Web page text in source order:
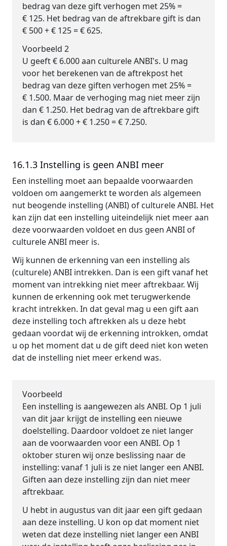
bedrag van deze gift verhogen met 25% =
€ 125. Het bedrag van de aftrekbare gift is dan
€ 500 + € 125 = € 625.
Voorbeeld 2
U geeft € 6.000 aan culturele ANBI's. U mag
voor het berekenen van de aftrekpost het
bedrag van deze giften verhogen met 25% =
€ 1.500. Maar de verhoging mag niet meer zijn
dan € 1.250. Het bedrag van de aftrekbare gift
is dan € 6.000 + € 1.250 = € 7.250.
16.1.3 Instelling is geen ANBI meer
Een instelling moet aan bepaalde voorwaarden
voldoen om aangemerkt te worden als algemeen
nut beogende instelling (ANBI) of culturele ANBI. Het
kan zijn dat een instelling uiteindelijk niet meer aan
deze voorwaarden voldoet en dus geen ANBI of
culturele ANBI meer is.
Wij kunnen de erkenning van een instelling als
(culturele) ANBI intrekken. Dan is een gift vanaf het
moment van intrekking niet meer aftrekbaar. Wij
kunnen de erkenning ook met terugwerkende
kracht intrekken. In dat geval mag u een gift aan
deze instelling toch aftrekken als u deze hebt
gedaan voordat wij de erkenning introkken, omdat
u op het moment dat u de gift deed niet kon weten
dat de instelling niet meer erkend was.
Voorbeeld
Een instelling is aangewezen als ANBI. Op 1 juli
van dit jaar krijgt de instelling een nieuwe
doelstelling. Daardoor voldoet ze niet langer
aan de voorwaarden voor een ANBI. Op 1
oktober sturen wij onze beslissing naar de
instelling: vanaf 1 juli is ze niet langer een ANBI.
Giften aan deze instelling zijn dan niet meer
aftrekbaar.
U hebt in augustus van dit jaar een gift gedaan
aan deze instelling. U kon op dat moment niet
weten dat deze instelling niet langer een ANBI